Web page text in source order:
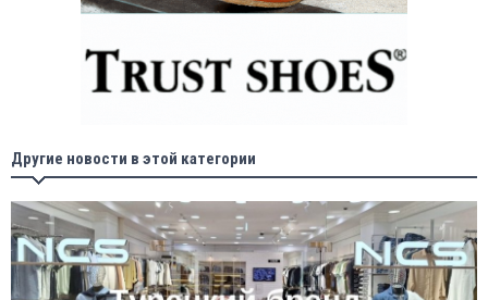
Другие новости в этой категории